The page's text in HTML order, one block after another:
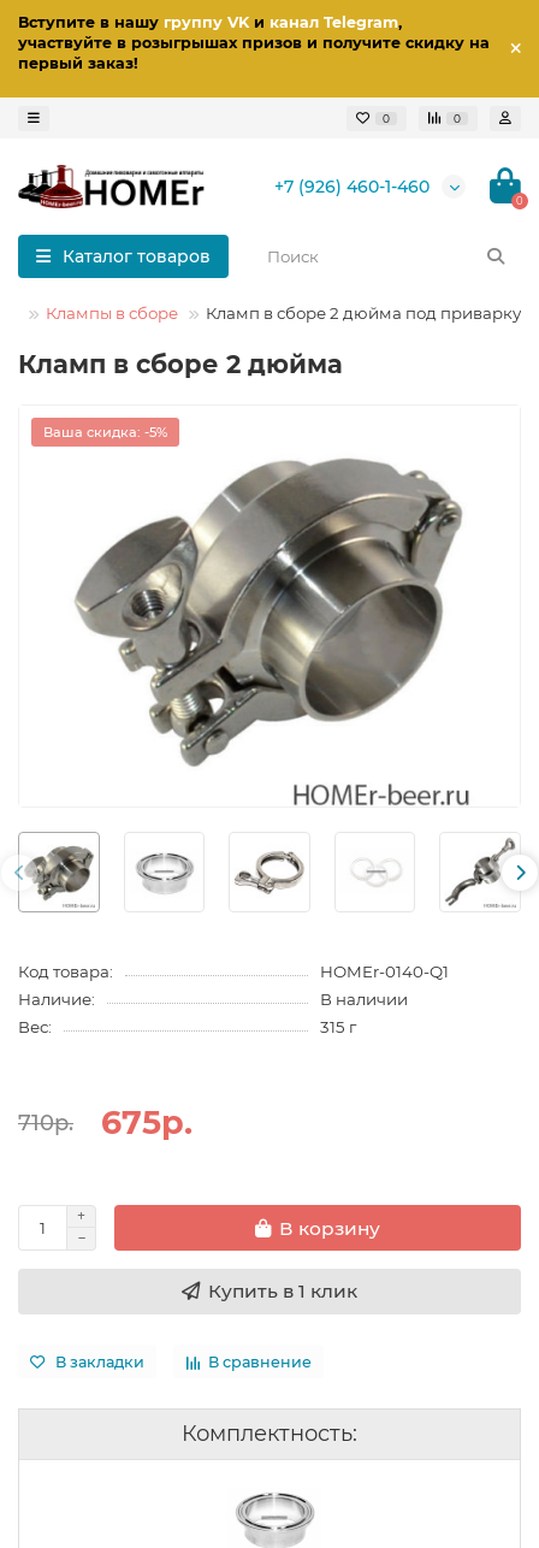
Вступите в нашу группу VKи канал Telegram,
участвуйте в розыгрышах призов и получите скидку на
первый заказ!
0 0
+7 (926) 460-1-460
0
Каталог товаров
Клампы в сборе Кламп в сборе 2 дюйма под приварку
Кламп в сборе 2 дюйма
Ваша скидка: -5%
Код товара:
HOMEr-0140-Q1
Наличие:
В наличии
Вес:
315 г
710р. 675р.
В корзину
Купить в 1 клик
В закладки В сравнение
Комплектность: